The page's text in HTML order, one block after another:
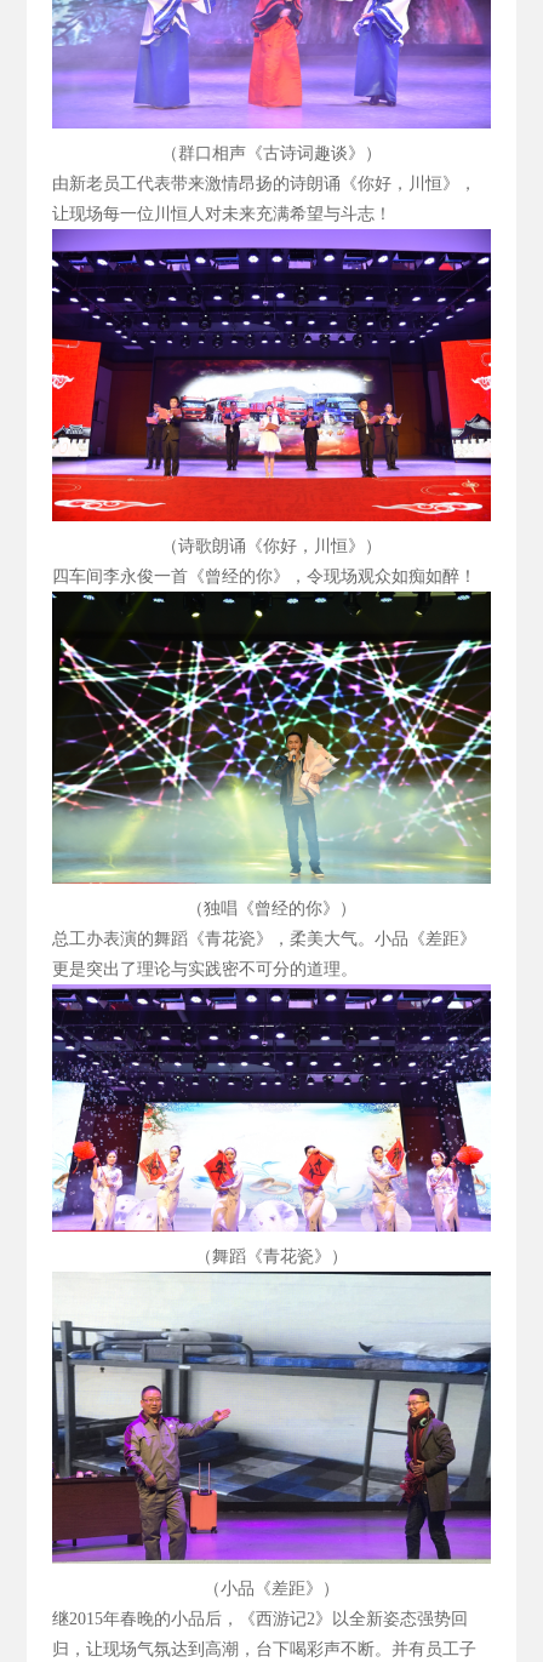
（群口相声《古诗词趣谈》）
由新老员工代表带来激情昂扬的诗朗诵《你好，川恒》，
让现场每一位川恒人对未来充满希望与斗志！
（诗歌朗诵《你好，川恒》）
四车间李永俊一首《曾经的你》，令现场观众如痴如醉！
（独唱《曾经的你》）
总工办表演的舞蹈《青花瓷》，柔美大气。小品《差距》
更是突出了理论与实践密不可分的道理。
（舞蹈《青花瓷》）
（小品《差距》）
继2015年春晚的小品后，《西游记2》以全新姿态强势回
归，让现场气氛达到高潮，台下喝彩声不断。并有员工子